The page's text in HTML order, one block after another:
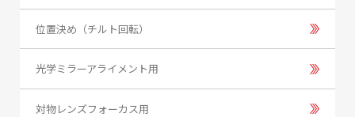
位置決め（チルト回転）
光学ミラーアライメント用
対物レンズフォーカス用